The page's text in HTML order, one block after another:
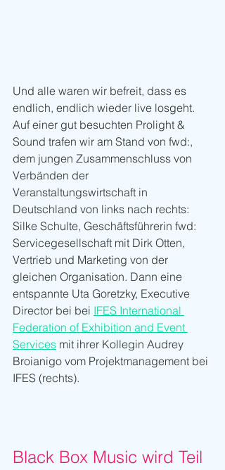
Und alle waren wir befreit, dass es
endlich, endlich wieder live losgeht.
Auf einer gut besuchten Prolight &
Sound trafen wir am Stand von fwd:,
dem jungen Zusammenschluss von
Verbänden der
Veranstaltungswirtschaft in
Deutschland von links nach rechts:
Silke Schulte, Geschäftsführerin fwd:
Servicegesellschaft mit Dirk Otten,
Vertrieb und Marketing von der
gleichen Organisation. Dann eine
entspannte Uta Goretzky, Executive
Director bei bei IFES International
Federation of Exhibition and Event
Services mit ihrer Kollegin Audrey
Broianigo vom Projektmanagement bei
IFES (rechts).
Black Box Music wird Teil